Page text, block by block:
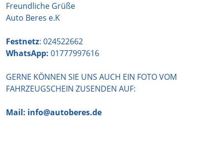
Freundliche Grüße
Auto Beres e.K
Festnetz: 024522662
WhatsApp: 01777997616
GERNE KÖNNEN SIE UNS AUCH EIN FOTO VOM
FAHRZEUGSCHEIN ZUSENDEN AUF:
Mail: info@autoberes.de